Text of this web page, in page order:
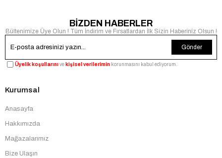
BİZDEN HABERLER
Bültenimize Üye Olun ! Tüm İndirim ve Fırsatlardan İlk Sizin Haberiniz Olsun !
Gönder
Üyelik koşullarınıve kişisel verilerimin korunmasını kabul ediyorum.
Kurumsal
Anasayfa
Hakkımızda
Mağazalarımız
Bize Ulaşın